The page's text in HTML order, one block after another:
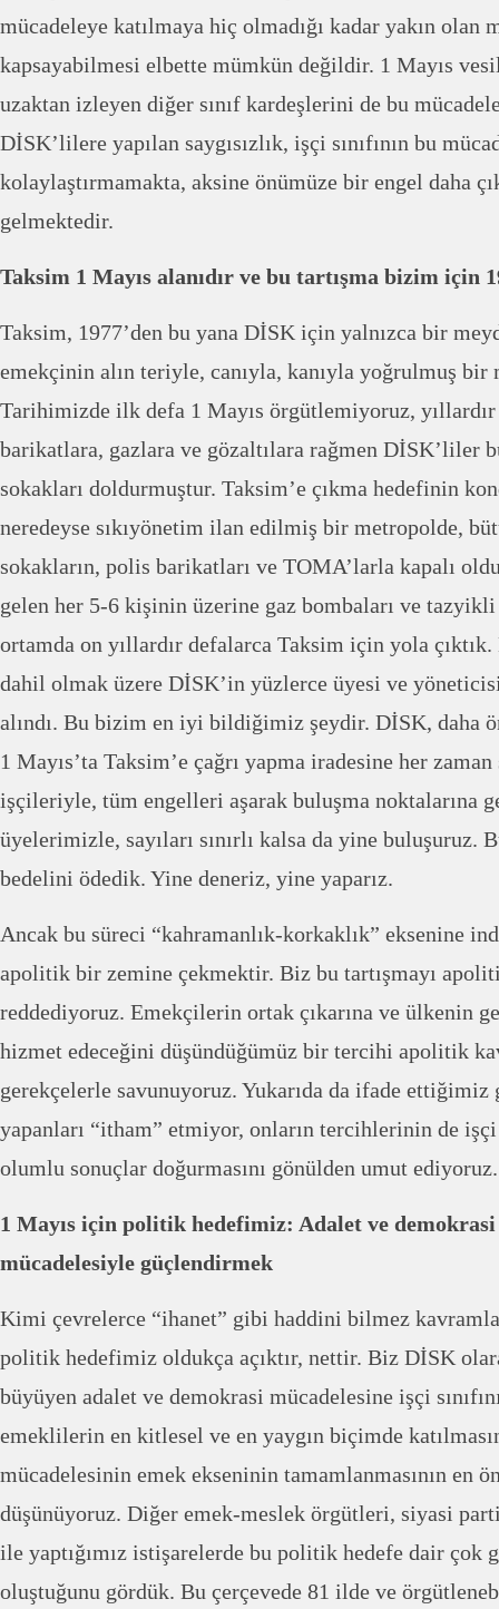
mücadeleye katılmaya hiç olmadığı kadar yakın
kapsayabilmesi elbette mümkün değildir. 1 Mayıs
uzaktan izleyen diğer sınıf kardeşlerini de bu
DİSK’lilere yapılan saygısızlık, işçi sınıfının bu
kolaylaştırmamakta, aksine önümüze bir engel daha
gelmektedir.
Taksim 1 Mayıs alanıdır ve bu tartışma bizim için
Taksim, 1977’den bu yana DİSK için yalnızca bir
emekçinin alın teriyle, canıyla, kanıyla yoğrulmuş bir
Tarihimizde ilk defa 1 Mayıs örgütlemiyoruz,
barikatlara, gazlara ve gözaltılara rağmen DİSK’liler
sokakları doldurmuştur. Taksim’e çıkma hedefinin
neredeyse sıkıyönetim ilan edilmiş bir metropolde,
sokakların, polis barikatları ve TOMA’larla kapalı
gelen her 5-6 kişinin üzerine gaz bombaları ve tazyikli
ortamda on yıllardır defalarca Taksim için yola
dahil olmak üzere DİSK’in yüzlerce üyesi ve
alındı. Bu bizim en iyi bildiğimiz şeydir. DİSK, daha
1 Mayıs’ta Taksim’e çağrı yapma iradesine her
işçileriyle, tüm engelleri aşarak buluşma noktalarına
üyelerimizle, sayıları sınırlı kalsa da yine buluşuruz.
bedelini ödedik. Yine deneriz, yine yaparız.
Ancak bu süreci “kahramanlık-korkaklık” eksenine
apolitik bir zemine çekmektir. Biz bu tartışmayı
reddediyoruz. Emekçilerin ortak çıkarına ve ülkenin
hizmet edeceğini düşündüğümüz bir tercihi apolitik
gerekçelerle savunuyoruz. Yukarıda da ifade
yapanları “itham” etmiyor, onların tercihlerinin de
olumlu sonuçlar doğurmasını gönülden umut ediyoruz.
1 Mayıs için politik hedefimiz: Adalet ve
mücadelesiyle güçlendirmek
Kimi çevrelerce “ihanet” gibi haddini bilmez
politik hedefimiz oldukça açıktır, nettir. Biz DİSK
büyüyen adalet ve demokrasi mücadelesine işçi
emeklilerin en kitlesel ve en yaygın biçimde
mücadelesinin emek ekseninin tamamlanmasının en
düşünüyoruz. Diğer emek-meslek örgütleri, siyasi
ile yaptığımız istişarelerde bu politik hedefe dair çok
oluştuğunu gördük. Bu çerçevede 81 ilde ve